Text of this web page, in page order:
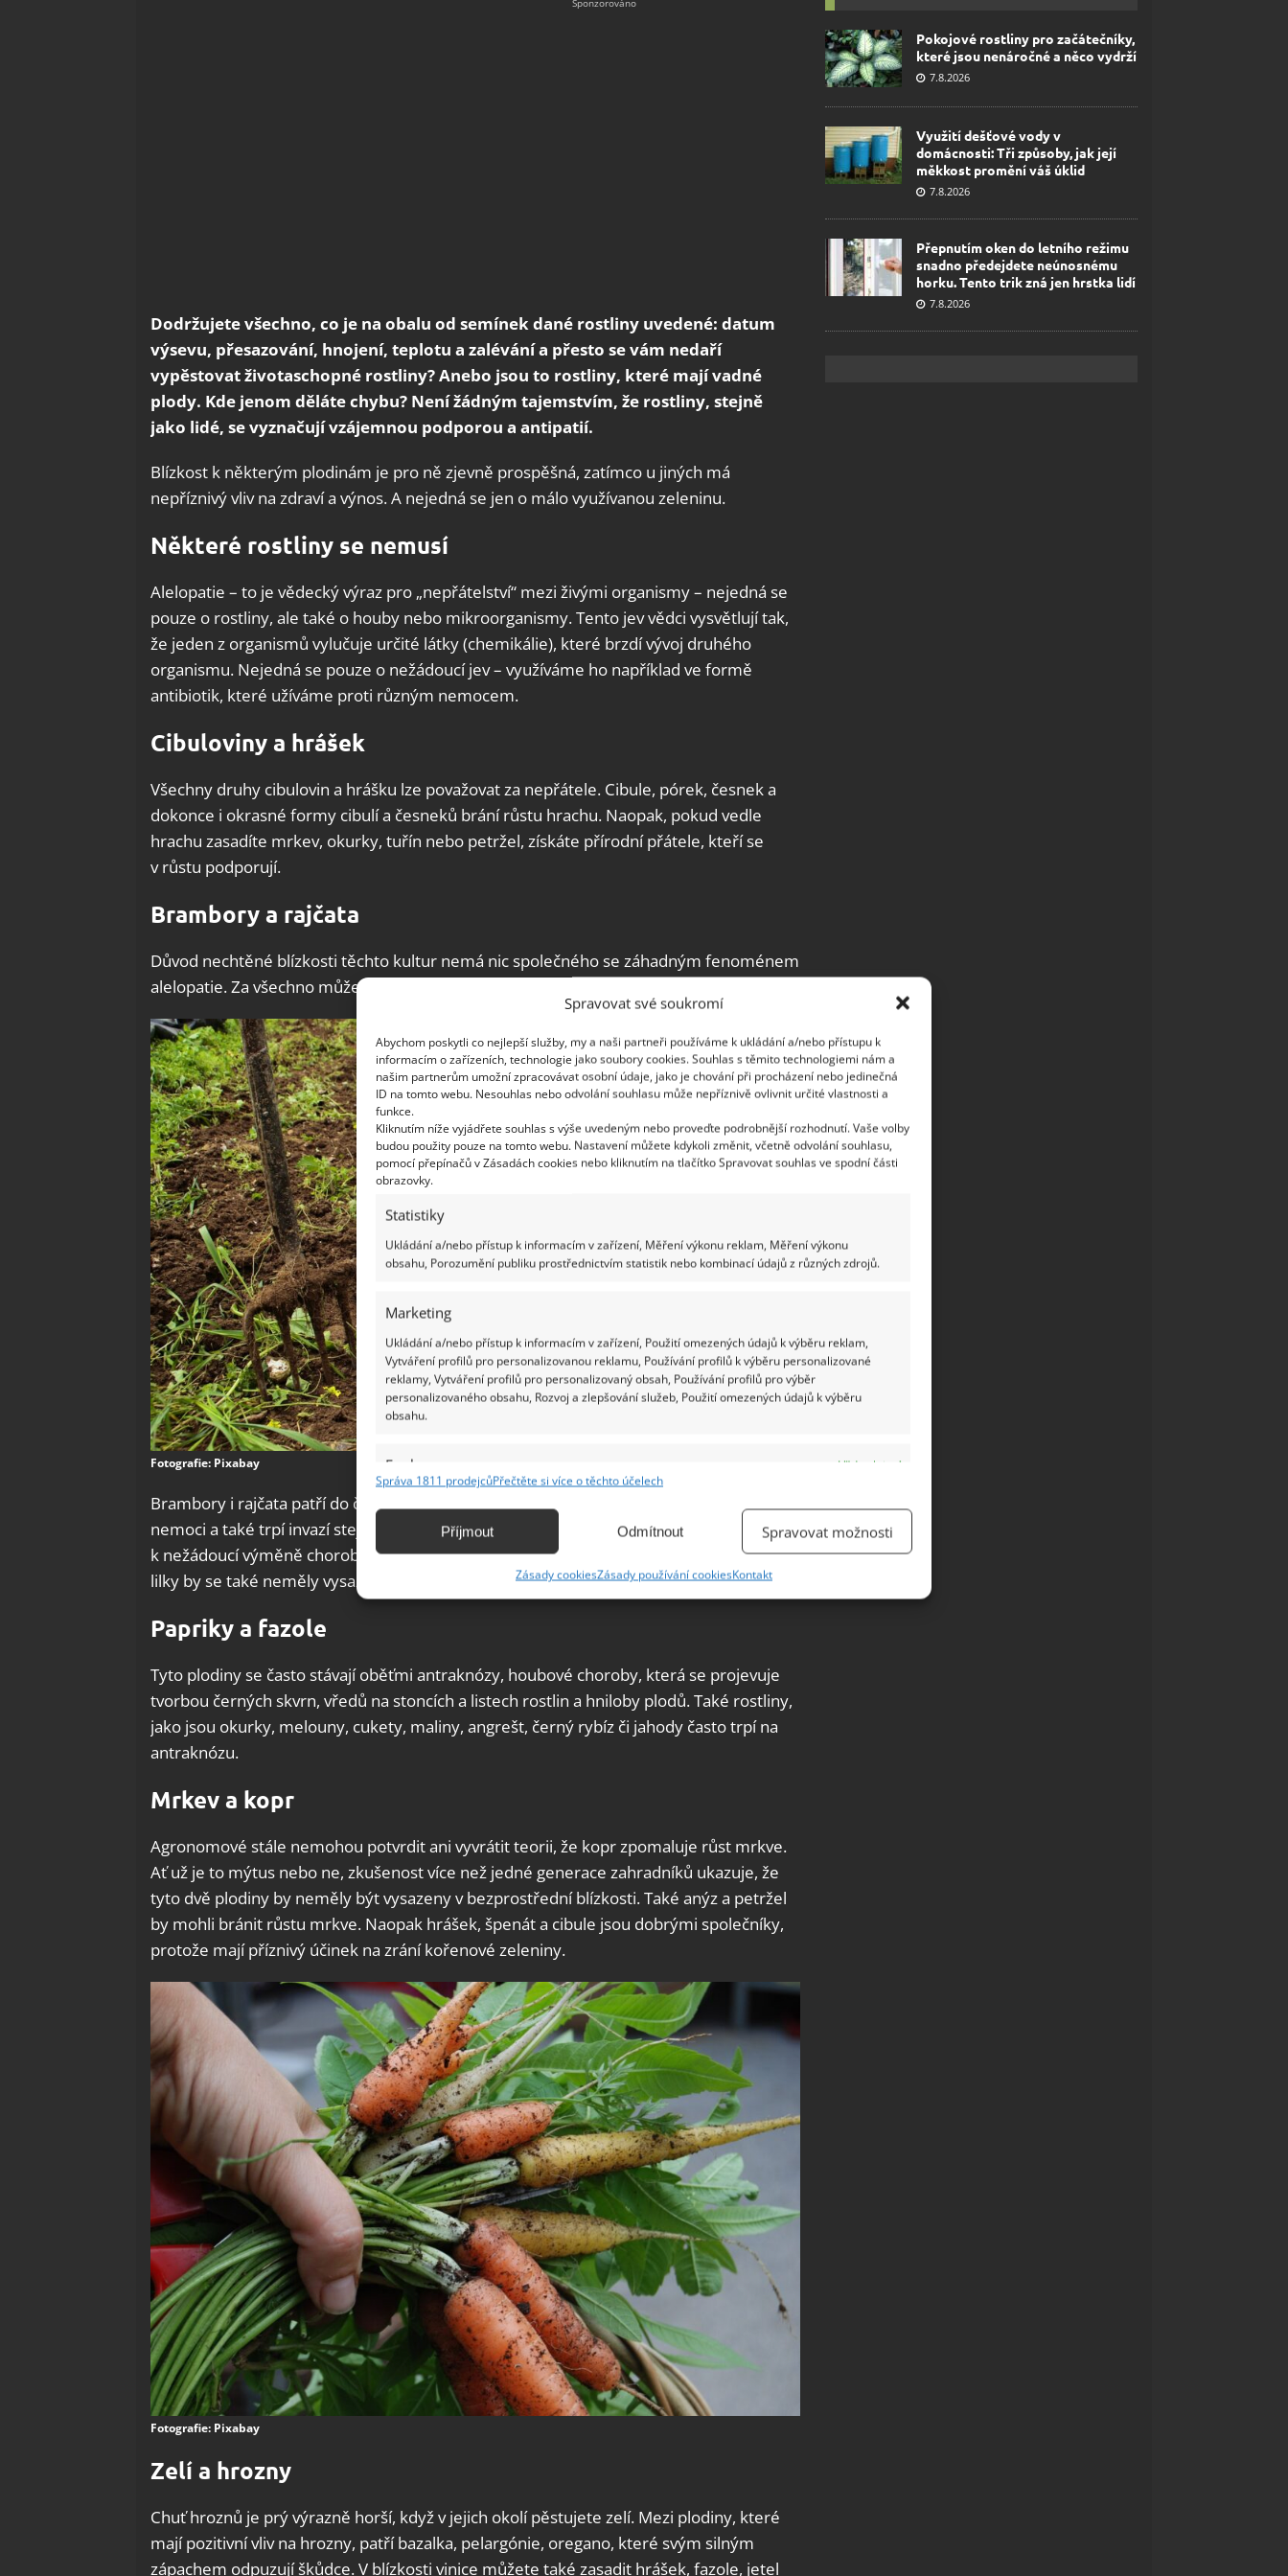
Spravovat své soukromí
Abychom poskytli co nejlepší služby, my a naši partneři používáme k ukládání a/nebo přístupu k
informacím o zařízeních, technologie jako soubory cookies. Souhlas s těmito technologiemi nám a
našim partnerům umožní zpracovávat osobní údaje, jako je chování při procházení nebo jedinečná
ID na tomto webu. Nesouhlas nebo odvolání souhlasu může nepříznivě ovlivnit určité vlastnosti a
funkce.
Kliknutím níže vyjádřete souhlas s výše uvedeným nebo proveďte podrobnější rozhodnutí. Vaše volby
budou použity pouze na tomto webu. Nastavení můžete kdykoli změnit, včetně odvolání souhlasu,
pomocí přepínačů v Zásadách cookies nebo kliknutím na tlačítko Spravovat souhlas ve spodní části
obrazovky.
Statistiky
Ukládání a/nebo přístup k informacím v zařízení, Měření výkonu reklam, Měření výkonu
obsahu, Porozumění publiku prostřednictvím statistik nebo kombinací údajů z různých zdrojů.
Marketing
Ukládání a/nebo přístup k informacím v zařízení, Použití omezených údajů k výběru reklam,
Vytváření profilů pro personalizovanou reklamu, Používání profilů k výběru personalizované
reklamy, Vytváření profilů pro personalizovaný obsah, Používání profilů pro výběr
personalizovaného obsahu, Rozvoj a zlepšování služeb, Použití omezených údajů k výběru
obsahu.
Funkce
Vždy aktivní
Identifikace zařízení na základě automaticky přenášených informací.
základě aktivně vyžádaných informací.
Ukládání a sdělování voleb ochrany osobních údajů.
Správa 1811 prodejcůPřečtěte si více o těchto účelech
Příjmout Odmítnout Spravovat možnosti
Zásady cookiesZásady používání cookiesKontakt
Dodržujete všechno, co je na obalu od semínek dané rostliny uvedené: datum
výsevu, přesazování, hnojení, teplotu a zalévání a přesto se vám nedaří
vypěstovat životaschopné rostliny? Anebo jsou to rostliny, které mají vadné
plody. Kde jenom děláte chybu? Není žádným tajemstvím, že rostliny, stejně
jako lidé, se vyznačují vzájemnou podporou a antipatií.
Blízkost k některým plodinám je pro ně zjevně prospěšná, zatímco u jiných má
nepříznivý vliv na zdraví a výnos. A nejedná se jen o málo využívanou zeleninu.
Některé rostliny se nemusí
Alelopatie – to je vědecký výraz pro „nepřátelství“ mezi živými organismy – nejedná se
pouze o rostliny, ale také o houby nebo mikroorganismy. Tento jev vědci vysvětlují tak,
že jeden z organismů vylučuje určité látky (chemikálie), které brzdí vývoj druhého
organismu. Nejedná se pouze o nežádoucí jev – využíváme ho například ve formě
antibiotik, které užíváme proti různým nemocem.
Cibuloviny a hrášek
Všechny druhy cibulovin a hrášku lze považovat za nepřátele. Cibule, pórek, česnek a
dokonce i okrasné formy cibulí a česneků brání růstu hrachu. Naopak, pokud vedle
hrachu zasadíte mrkev, okurky, tuřín nebo petržel, získáte přírodní přátele, kteří se
v růstu podporují.
Brambory a rajčata
Důvod nechtěné blízkosti těchto kultur nemá nic společného se záhadným fenoménem
alelopatie. Za všechno může blízká příbuznost těchto kultur.
Fotografie: Pixabay
Brambory i rajčata patří do čeledi Solanaceae, a proto mají v rodinné anamnéze stejné
nemoci a také trpí invazí stejných škůdců. Pěstování rajčat a brambor v sousedství vede
k nežádoucí výměně chorob. Stejné pravidlo platí i pro ostatní členy rodiny: papriky a
lilky by se také neměly vysazovat vedle brambor a rajčat.
Papriky a fazole
Tyto plodiny se často stávají oběťmi antraknózy, houbové choroby, která se projevuje
tvorbou černých skvrn, vředů na stoncích a listech rostlin a hniloby plodů. Také rostliny,
jako jsou okurky, melouny, cukety, maliny, angrešt, černý rybíz či jahody často trpí na
antraknózu.
Mrkev a kopr
Agronomové stále nemohou potvrdit ani vyvrátit teorii, že kopr zpomaluje růst mrkve.
Ať už je to mýtus nebo ne, zkušenost více než jedné generace zahradníků ukazuje, že
tyto dvě plodiny by neměly být vysazeny v bezprostřední blízkosti. Také anýz a petržel
by mohli bránit růstu mrkve. Naopak hrášek, špenát a cibule jsou dobrými společníky,
protože mají příznivý účinek na zrání kořenové zeleniny.
Fotografie: Pixabay
Zelí a hrozny
Chuť hroznů je prý výrazně horší, když v jejich okolí pěstujete zelí. Mezi plodiny, které
mají pozitivní vliv na hrozny, patří bazalka, pelargónie, oregano, které svým silným
zápachem odpuzují škůdce. V blízkosti vinice můžete také zasadit hrášek, fazole, jetel
Pokojové rostliny pro začátečníky,
které jsou nenáročné a něco vydrží
7.8.2026
Využití dešťové vody v
domácnosti: Tři způsoby, jak její
měkkost promění váš úklid
7.8.2026
Přepnutím oken do letního režimu
snadno předejdete neúnosnému
horku. Tento trik zná jen hrstka lidí
7.8.2026